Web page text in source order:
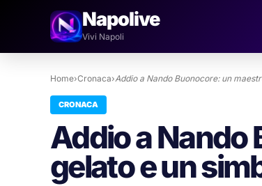
Napolive
Vivi Napoli
Home›Cronaca›Addio a Nando Buonocore: un
CRONACA
Addio a Nando
gelato e un